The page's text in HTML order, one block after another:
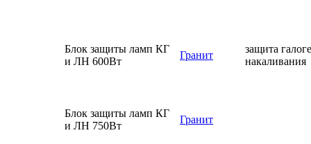
Блок защиты ламп КГ
и ЛН 600Вт
Гранит
защита
накаливания
Блок защиты ламп КГ
и ЛН 750Вт
Гранит